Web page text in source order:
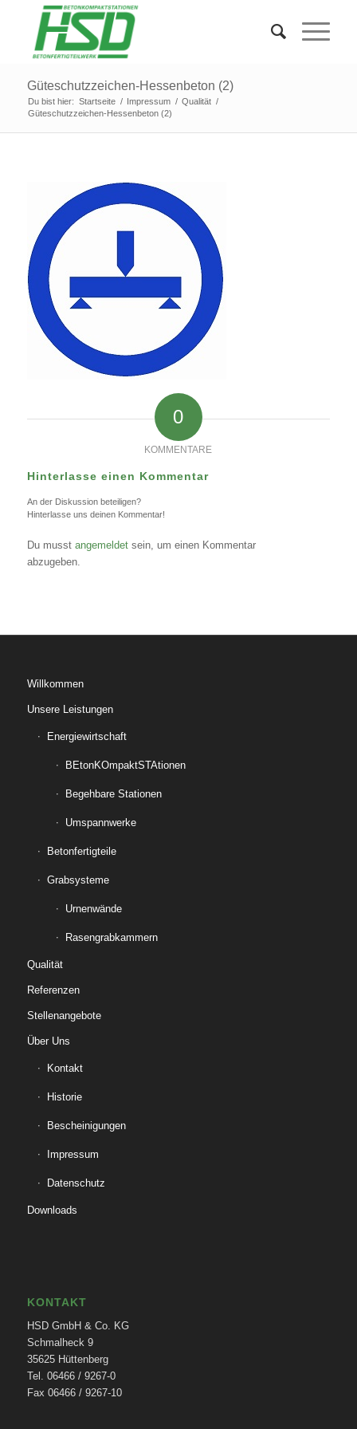
Güteschutzzeichen-Hessenbeton (2)
Du bist hier: Startseite / Impressum / Qualität /
Güteschutzzeichen-Hessenbeton (2)
0
KOMMENTARE
Hinterlasse einen Kommentar
An der Diskussion beteiligen?
Hinterlasse uns deinen Kommentar!
Du musst angemeldetsein, um einen Kommentar
abzugeben.
Willkommen
Unsere Leistungen
Energiewirtschaft
BEtonKOmpaktSTAtionen
Begehbare Stationen
Umspannwerke
Betonfertigteile
Grabsysteme
Urnenwände
Rasengrabkammern
Qualität
Referenzen
Stellenangebote
Über Uns
Kontakt
Historie
Bescheinigungen
Impressum
Datenschutz
Downloads
KONTAKT
HSD GmbH & Co. KG
Schmalheck 9
35625 Hüttenberg
Tel. 06466 / 9267-0
Fax 06466 / 9267-10